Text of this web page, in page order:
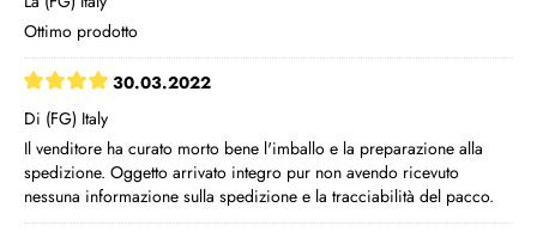
Ottimo prodotto
30.03.2022
Di (FG) Italy
Il venditore ha curato morto bene l'imballo e la preparazione alla
spedizione. Oggetto arrivato integro pur non avendo ricevuto
nessuna informazione sulla spedizione e la tracciabilità del pacco.